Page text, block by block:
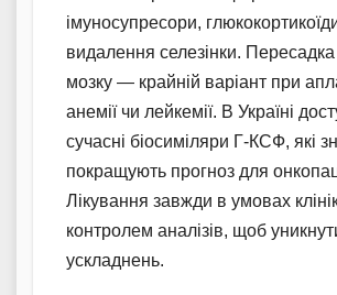
імуносупресори,
видалення селезінки. Пересадка
мозку — крайній варіант при
анемії чи лейкемії. В Україні
сучасні біосиміляри Г-КСФ, які
покращують прогноз для
Лікування завжди в умовах
контролем аналізів, щоб
ускладнень.